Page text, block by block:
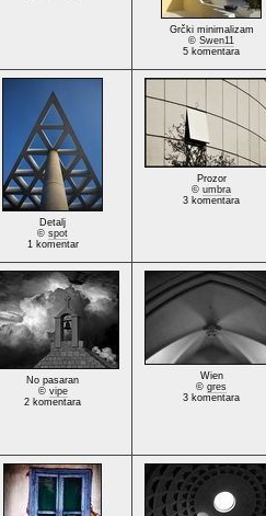
Grčki minimalizam
© Swen11
5 komentara
Detalj
© spot
1 komentar
Prozor
© umbra
3 komentara
No pasaran
© vipe
2 komentara
Wien
© gres
3 komentara